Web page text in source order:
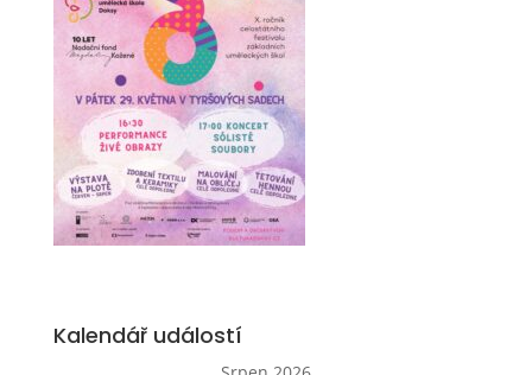
Kalendář událostí